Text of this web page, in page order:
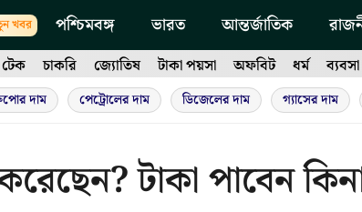
খবর পশ্চিমবঙ্গ ভারত আন্তর্জাতিক
টেক চাকরি জ্যোতিষ টাকা পয়সা অফবিট ধর্ম ব্যবসা
দাম পেট্রোলের দাম ডিজেলের দাম গ্যাসের দাম
টাকা পাবেন